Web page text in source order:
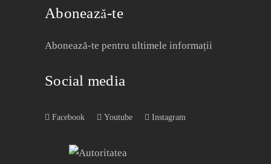
Abonează-te
Abonează-te pentru ultimele informații
Social media
Facebook Youtube Instagram